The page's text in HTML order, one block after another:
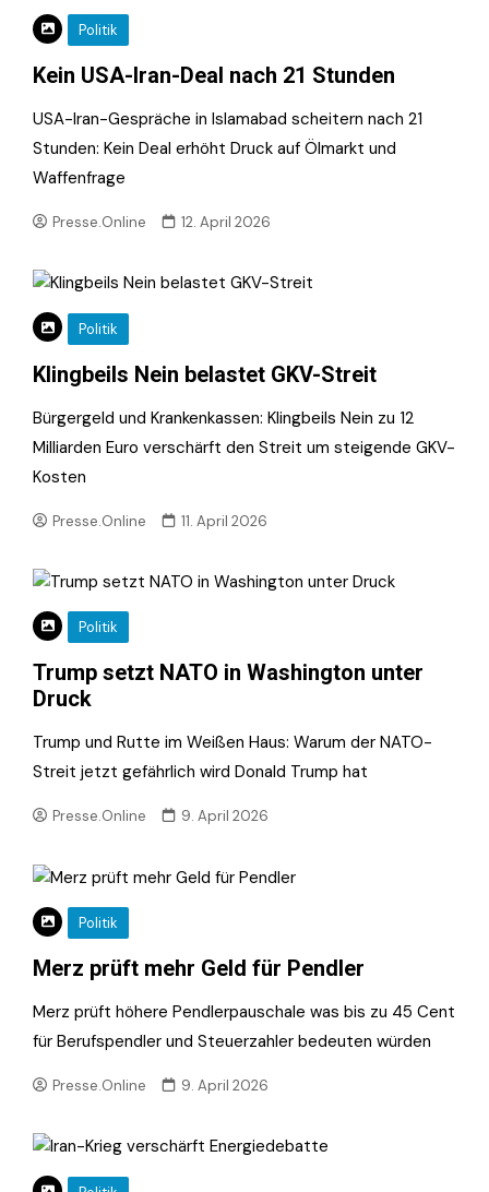
Politik
Kein USA-Iran-Deal nach 21 Stunden
USA-Iran-Gespräche in Islamabad scheitern nach 21
Stunden: Kein Deal erhöht Druck auf Ölmarkt und
Waffenfrage
Presse.Online 12. April 2026
Politik
Klingbeils Nein belastet GKV-Streit
Bürgergeld und Krankenkassen: Klingbeils Nein zu 12
Milliarden Euro verschärft den Streit um steigende GKV-
Kosten
Presse.Online 11. April 2026
Politik
Trump setzt NATO in Washington unter
Druck
Trump und Rutte im Weißen Haus: Warum der NATO-
Streit jetzt gefährlich wird Donald Trump hat
Presse.Online 9. April 2026
Politik
Merz prüft mehr Geld für Pendler
Merz prüft höhere Pendlerpauschale was bis zu 45 Cent
für Berufspendler und Steuerzahler bedeuten würden
Presse.Online 9. April 2026